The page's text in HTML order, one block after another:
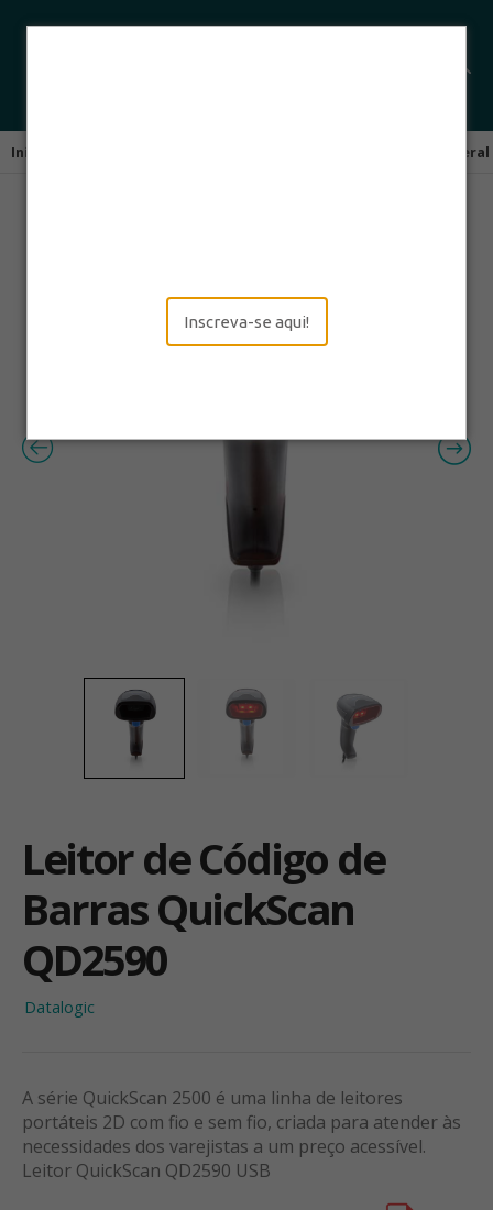
Inscreva-se aqui!
Início Scanners de Uso Geral
Leitor de Código de
Barras QuickScan
QD2590
Datalogic
A série QuickScan 2500 é uma linha de leitores
portáteis 2D com fio e sem fio, criada para atender às
necessidades dos varejistas a um preço acessível.
Leitor QuickScan QD2590 USB